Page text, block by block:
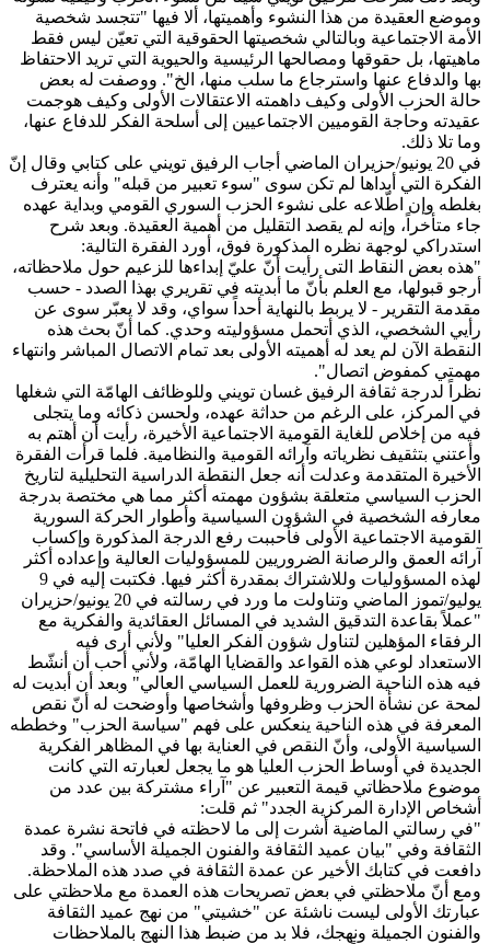
وموضع العقيدة من هذا النشوء وأهميتها، ألا فيها "تتجسد شخصية
الأمة الاجتماعية وبالتالي شخصيتها الحقوقية التي تعيّن ليس فقط
ماهيتها، بل حقوقها ومصالحها الرئيسية والحيوية التي تريد الاحتفاظ
بها والدفاع عنها واسترجاع ما سلب منها، الخ". ووصفت له بعض
حالة الحزب الأولى وكيف داهمته الاعتقالات الأولى وكيف هوجمت
عقيدته وحاجة القوميين الاجتماعيين إلى أسلحة الفكر للدفاع عنها،
وما تلا ذلك.
في 20 يونيو/حزيران الماضي أجاب الرفيق تويني على كتابي وقال إنّ
الفكرة التي أبداها لم تكن سوى "سوء تعبير من قبله" وأنه يعترف
بغلطه وإن اطّلاعه على نشوء الحزب السوري القومي وبداية عهده
جاء متأخراً، وإنه لم يقصد التقليل من أهمية العقيدة. وبعد شرح
استدراكي لوجهة نظره المذكورة فوق، أورد الفقرة التالية:
"هذه بعض النقاط التى رأيت أنّ عليّ إبداءها للزعيم حول ملاحظاته،
أرجو ‏‏قبولها، مع العلم بأنّ ما أبديته في تقريري بهذا الصدد - حسب
مقدمة التقرير - لا يربط بالنهاية أحداً سواي، وقد لا يعبّر سوى عن
رأيي الشخصي، الذي أتحمل مسؤوليته وحدي. كما أنّ بحث هذه
النقطة الآن لم يعد له أهميته الأولى بعد تمام الاتصال المباشر وانتهاء
مهمتي كمفوض اتصال".
نظراً لدرجة ثقافة الرفيق غسان تويني وللوظائف الهامّة التي شغلها
في المركز، على الرغم من حداثة عهده، ولحسن ذكائه وما يتجلى
فيه من إخلاص للغاية القومية الاجتماعية الأخيرة، رأيت أن أهتم به
وأعتني بتثقيف نظرياته وآرائه القومية والنظامية. فلما قرأت الفقرة
الأخيرة المتقدمة وعدلت أنه جعل النقطة الدراسية التحليلية لتاريخ
الحزب السياسي متعلقة بشؤون مهمته أكثر مما هي مختصة بدرجة
معارفه الشخصية في الشؤون السياسية وأطوار الحركة السورية
القومية الاجتماعية الأولى فأحببت رفع الدرجة المذكورة وإكساب
آرائه العمق والرصانة الضروريين للمسؤوليات العالية وإعداده أكثر
لهذه المسؤوليات وللاشتراك بمقدرة أكثر فيها. فكتبت إليه في 9
يوليو/تموز الماضي وتناولت ما ورد في رسالته في 20 يونيو/حزيران
"عملاً بقاعدة التدقيق الشديد في المسائل العقائدية والفكرية مع
الرفقاء المؤهلين لتناول شؤون الفكر العليا" ولأني أرى فيه
الاستعداد لوعي هذه القواعد والقضايا الهامّة، ولأني أحب أن أنشّط
فيه هذه الناحية الضرورية للعمل السياسي العالي" وبعد أن أبديت له
لمحة عن نشأة الحزب وظروفها وأشخاصها وأوضحت له أنّ نقص
المعرفة في هذه الناحية ينعكس على فهم "سياسة الحزب" وخططه
السياسية الأولى، وأنّ النقص في العناية بها في المظاهر الفكرية
الجديدة في أوساط الحزب العليا هو ما يجعل لعبارته التي كانت
موضوع ملاحظاتي قيمة التعبير عن "آراء مشتركة بين عدد من
أشخاص الإدارة المركزية الجدد" ثم قلت:
"في رسالتي الماضية أشرت إلى ما لاحظته في فاتحة نشرة عمدة
الثقافة وفي "بيان عميد الثقافة والفنون الجميلة الأساسي". وقد
دافعت في كتابك الأخير عن عمدة الثقافة في صدد هذه الملاحظة.
ومع أنّ ملاحظتي في بعض تصريحات هذه العمدة مع ملاحظتي على
عبارتك الأولى ليست ناشئة عن "خشيتي" من نهج عميد الثقافة
والفنون الجميلة ونهجك، فلا بد من ضبط هذا النهج بالملاحظات